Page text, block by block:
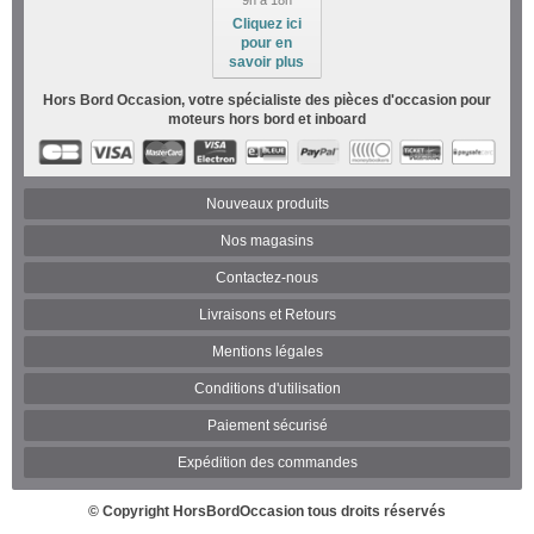
Cliquez ici
pour en
savoir plus
Hors Bord Occasion, votre spécialiste des pièces d'occasion pour
moteurs hors bord et inboard
Nouveaux produits
Nos magasins
Contactez-nous
Livraisons et Retours
Mentions légales
Conditions d'utilisation
Paiement sécurisé
Expédition des commandes
© Copyright HorsBordOccasion tous droits réservés